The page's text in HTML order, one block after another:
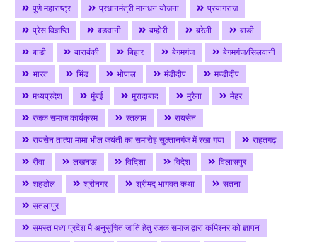
पुणे महाराष्ट्र
प्रधानमंत्री मानधन योजना
प्रयागराज
प्रेस विज्ञप्ति
बङवानी बम्होरी बरेली
बाङी
बाडी
बाराबंकी बिहार बेगमगंज
बेगमगंज/सिलवानी
भारत
भिंड भोपाल मंडीदीप
मण्डीदीप
मध्यप्रदेश
मुंबई मुरादाबाद मुरैना
मैहर
रजक समाज कार्यक्रम
रतलाम
रायसेन
रायसेन तात्या मामा भील जयंती का समारोह सुल्तानगंज में रखा गया
राहतगढ़
रीवा
लखनऊ विदिशा विदेश
विलासपुर
शहडोल
श्रीनगर श्रीमद् भागवत कथा
सतना
सतलापुर
समस्त मध्य प्रदेश मै अनुसूचित जाति हेतु रजक समाज द्वारा कमिश्नर को ज्ञापन